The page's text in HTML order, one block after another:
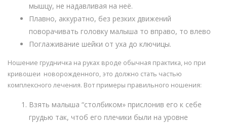
мышцу, не надавливая на неё.
Плавно, аккуратно, без резких движений
поворачивать головку малыша то вправо, то влево
Поглаживание шейки от уха до ключицы.
Ношение грудничка на руках вроде обычная практика, но при
кривошеи новорожденного, это должно стать частью
комплексного лечения. Вот примеры правильного ношения:
Взять малыша “столбиком» прислонив его к себе
грудью так, чтоб его плечики были на уровне